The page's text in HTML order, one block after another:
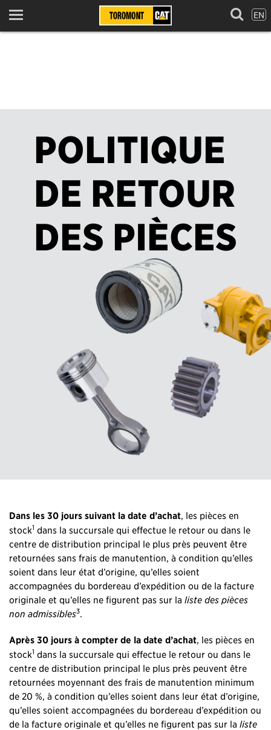
Menu EN
POLITIQUE
DE RETOUR
DES PIÈCES
Dans les 30 jours suivant la date d’achat, les pièces en
stock1 dans la succursale qui effectue le retour ou dans le
centre de distribution principal le plus près peuvent être
retournées sans frais de manutention, à condition qu’elles
soient dans leur état d’origine, qu’elles soient
accompagnées du bordereau d’expédition ou de la facture
originale et qu’elles ne figurent pas sur la liste des pièces
non admissibles3.
Après 30 jours à compter de la date d’achat, les pièces en
stock1 dans la succursale qui effectue le retour ou dans le
centre de distribution principal le plus près peuvent être
retournées moyennant des frais de manutention minimum
de 20 %, à condition qu’elles soient dans leur état d’origine,
qu’elles soient accompagnées du bordereau d’expédition ou
de la facture originale et qu’elles ne figurent pas sur la liste